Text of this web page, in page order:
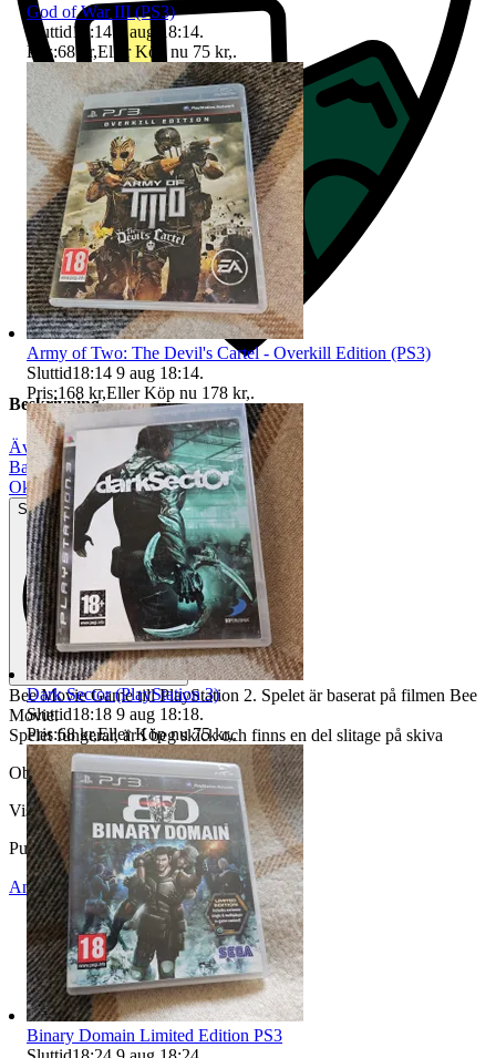
Beskrivning
Äventyr|
Barn |
Okej använt skick
Synliga tecken på slitage
Bee Movie Game till PlayStation 2. Spelet är baserat på filmen Bee
Movie.
Spelet fungerar, är I beg skick och finns en del slitage på skiva
Objektnr 731 922 773
Visningar
Publicerad
16 maj 20:31
Anmäl Sälj liknande
God of War III (PS3)
Sluttid18:14 9 aug 18:14.
Pris:68 kr,Eller Köp nu 75 kr,.
Army of Two: The Devil's Cartel - Overkill Edition (PS3)
Sluttid18:14 9 aug 18:14.
Pris:168 kr,Eller Köp nu 178 kr,.
Dark Sector (PlayStation 3)
Sluttid18:18 9 aug 18:18.
Pris:68 kr,Eller Köp nu 75 kr,.
Binary Domain Limited Edition PS3